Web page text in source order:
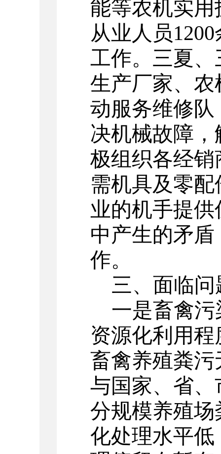
能等农机实
从业人员
工作。三夏
生产厂家、
动服务维修
决机械故障
极组织各经
需机具及零
业的机手提
中产生的矛
作。
三、面临
一是畜禽
资源化利用程
畜禽养殖粪
与国家、省
分规模养殖
化处理水平